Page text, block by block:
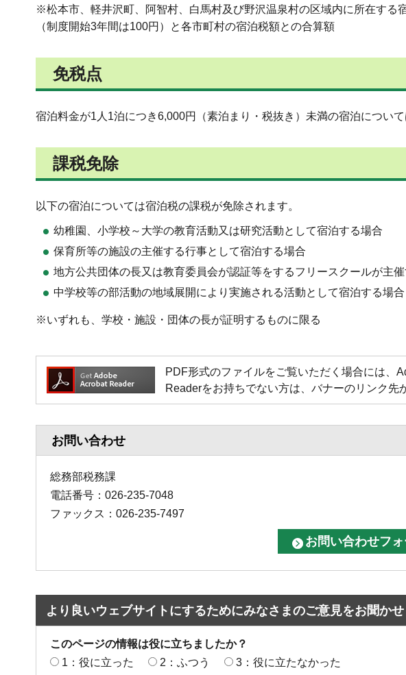
※松本市、軽井沢町、阿智村、白馬村及び野沢温泉村の区域内に所在する
（制度開始3年間は100円）と各市町村の宿泊税額との合算額
免税点
宿泊料金が1人1泊につき6,000円（素泊まり・税抜き）未満の宿泊について
課税免除
以下の宿泊については宿泊税の課税が免除されます。
幼稚園、小学校～大学の教育活動又は研究活動として宿泊する場合
保育所等の施設の主催する行事として宿泊する場合
地方公共団体の長又は教育委員会が認証等をするフリースクールが主
中学校等の部活動の地域展開により実施される活動として宿泊する場合
※いずれも、学校・施設・団体の長が証明するものに限る
PDF形式のファイルをご覧いただく場合には、
Readerをお持ちでない方は、バナーのリンク先
お問い合わせ
総務部税務課
電話番号：026-235-7048
ファックス：026-235-7497
より良いウェブサイトにするためにみなさまのご意見をお聞か
このページの情報は役に立ちましたか？
1：役に立った
2：ふつう 3：役に立たなかった